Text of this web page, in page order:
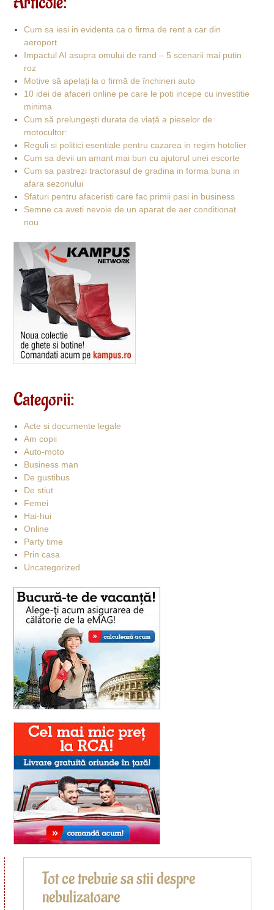
Cum sa iesi in evidenta ca o firma de rent a car din
aeroport
Impactul AI asupra omului de rand – 5 scenarii mai putin
roz
Motive să apelați la o firmă de închirieri auto
10 idei de afaceri online pe care le poti incepe cu investitie
minima
Cum să prelungești durata de viață a pieselor de
motocultor:
Reguli si politici esentiale pentru cazarea in regim hotelier
Cum sa devii un amant mai bun cu ajutorul unei escorte
Cum sa pastrezi tractorasul de gradina in forma buna in
afara sezonului
Sfaturi pentru afaceristi care fac primii pasi in business
Semne ca aveti nevoie de un aparat de aer conditionat
nou
Categorii:
Acte si documente legale
Am copii
Auto-moto
Business man
De gustibus
De stiut
Femei
Hai-hui
Online
Party time
Prin casa
Uncategorized
Tot ce trebuie sa stii despre
nebulizatoare